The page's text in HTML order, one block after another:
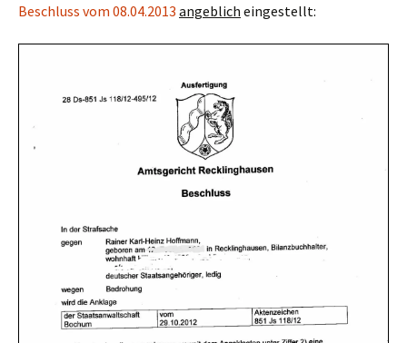
Beschluss vom 08.04.2013 angeblich eingestellt: